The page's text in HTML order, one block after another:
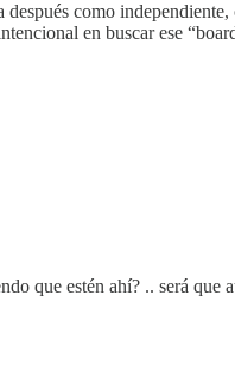
como
en buscar ese
que estén ahí? .. será que